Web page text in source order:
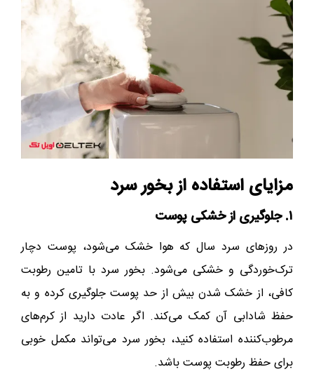
مزایای استفاده از بخور سرد
۱. جلوگیری از خشکی پوست
در روزهای سرد سال که هوا خشک می‌شود، پوست دچار
ترک‌خوردگی و خشکی می‌شود. بخور سرد با تامین رطوبت
کافی، از خشک شدن بیش از حد پوست جلوگیری کرده و به
حفظ شادابی آن کمک می‌کند. اگر عادت دارید از کرم‌های
مرطوب‌کننده استفاده کنید، بخور سرد می‌تواند مکمل خوبی
برای حفظ رطوبت پوست باشد.